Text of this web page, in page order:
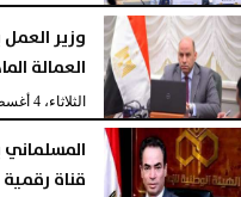
وزير
العمالة
الثلاثاء، 4 أغسطس 2026
المسلماني
قناة